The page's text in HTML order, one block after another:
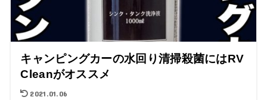
キャンピングカーの水回り清掃殺菌にはRV
Cleanがオススメ
2021.01.06